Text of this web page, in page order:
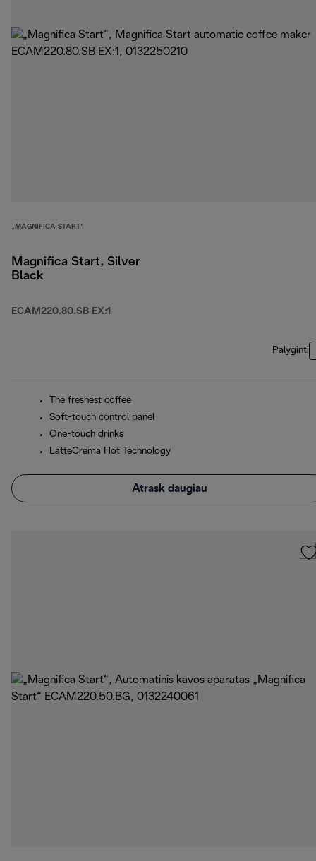
„MAGNIFICA START“
Magnifica Start, Silver
Black
ECAM220.80.SB EX:1
Palyginti
The freshest coffee
Soft-touch control panel
One-touch drinks
LatteCrema Hot Technology
Atrask daugiau